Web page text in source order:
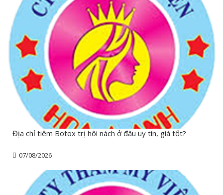
Địa chỉ tiêm Botox trị hôi nách ở đâu uy tín, giá tốt?
07/08/2026